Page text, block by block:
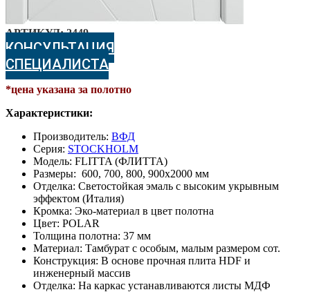
АРТИКУЛ:2449
КОНСУЛЬТАЦИЯ
СПЕЦИАЛИСТА
*цена указана за полотно
Характеристики:
Производитель: ВФД
Серия: STOCKHOLM
Модель: FLITTA (ФЛИТТА)
Размеры: 600, 700, 800, 900х2000 мм
Отделка: Светостойкая эмаль с высоким укрывным
эффектом (Италия)
Кромка: Эко-материал в цвет полотна
Цвет: POLAR
Толщина полотна: 37 мм
Материал: Тамбурат с особым, малым размером сот.
Конструкция: В основе прочная плита HDF и
инженерный массив
Отделка: На каркас устанавливаются листы МДФ